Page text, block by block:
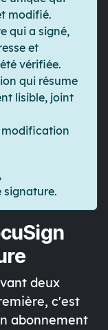
modifié.
qui a signé,
et
vérifiée.
qui résume
lisible, joint
deux
c'est
abonnement